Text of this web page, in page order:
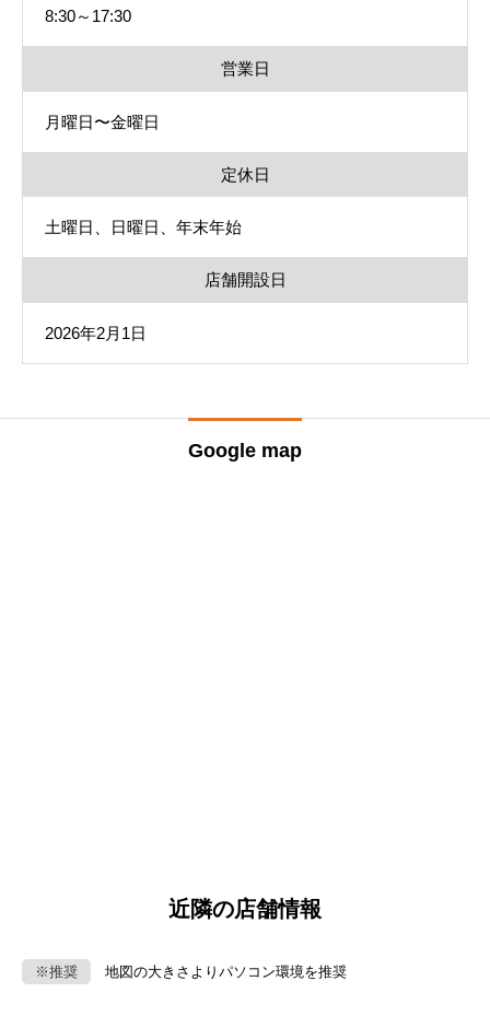
8:30～17:30
営業日
月曜日〜金曜日
定休日
土曜日、日曜日、年末年始
店舗開設日
2026年2月1日
Google map
近隣の店舗情報
※推奨 地図の大きさよりパソコン環境を推奨